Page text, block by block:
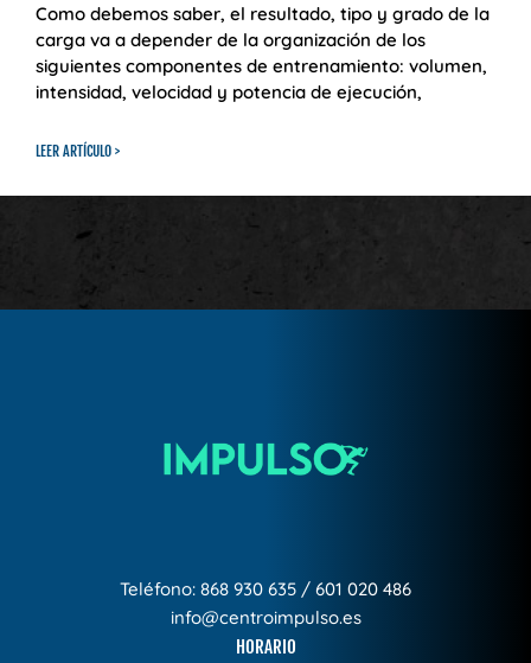
Como debemos saber, el resultado, tipo y grado de la
carga va a depender de la organización de los
siguientes componentes de entrenamiento: volumen,
intensidad, velocidad y potencia de ejecución,
LEER ARTÍCULO >
Teléfono: 868 930 635 / 601 020 486
info@centroimpulso.es
HORARIO